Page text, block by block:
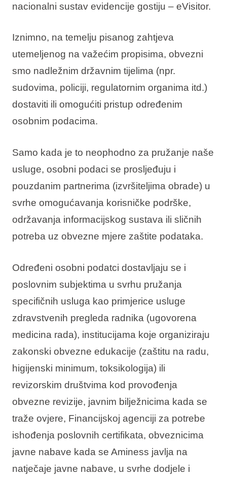
nacionalni sustav evidencije gostiju – eVisitor.
Iznimno, na temelju pisanog zahtjeva
utemeljenog na važećim propisima, obvezni
smo nadležnim državnim tijelima (npr.
sudovima, policiji, regulatornim organima itd.)
dostaviti ili omogućiti pristup određenim
osobnim podacima.
Samo kada je to neophodno za pružanje naše
usluge, osobni podaci se prosljeđuju i
pouzdanim partnerima (izvršiteljima obrade) u
svrhe omogućavanja korisničke podrške,
održavanja informacijskog sustava ili sličnih
potreba uz obvezne mjere zaštite podataka.
Određeni osobni podatci dostavljaju se i
poslovnim subjektima u svrhu pružanja
specifičnih usluga kao primjerice usluge
zdravstvenih pregleda radnika (ugovorena
medicina rada), institucijama koje organiziraju
zakonski obvezne edukacije (zaštitu na radu,
higijenski minimum, toksikologija) ili
revizorskim društvima kod provođenja
obvezne revizije, javnim bilježnicima kada se
traže ovjere, Financijskoj agenciji za potrebe
ishođenja poslovnih certifikata, obveznicima
javne nabave kada se Aminess javlja na
natječaje javne nabave, u svrhe dodjele i